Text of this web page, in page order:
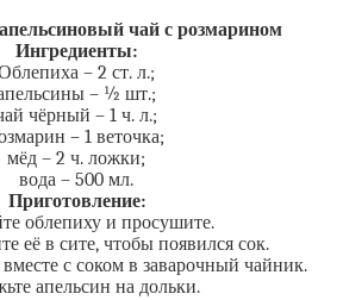
чай с розмарином
Ингредиенты:
– 2 ст. л.;
– ½ шт.;
чёрный – 1 ч. л.;
– 1 веточка;
мёд – 2 ч. ложки;
вода – 500 мл.
Приготовление:
облепиху и просушите.
её в сите, чтобы появился сок.
с соком в заварочный чайник.
апельсин на дольки.